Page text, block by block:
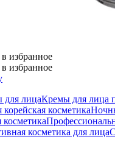
избранное
избранное
для лицаКремы для лица
косметика
косметика для лица